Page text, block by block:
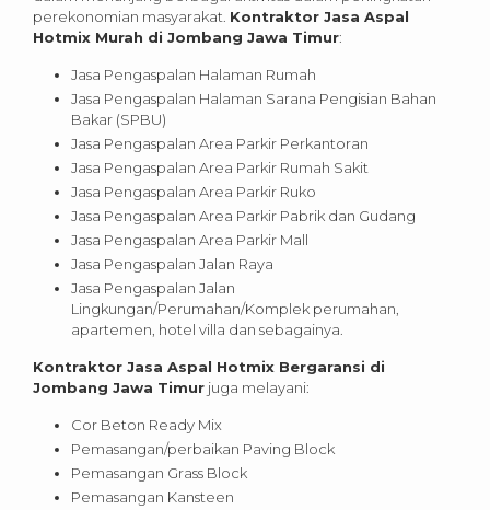
perekonomian masyarakat. Kontraktor Jasa Aspal
Hotmix Murah di Jombang Jawa Timur:
Jasa Pengaspalan Halaman Rumah
Jasa Pengaspalan Halaman Sarana Pengisian Bahan
Bakar (SPBU)
Jasa Pengaspalan Area Parkir Perkantoran
Jasa Pengaspalan Area Parkir Rumah Sakit
Jasa Pengaspalan Area Parkir Ruko
Jasa Pengaspalan Area Parkir Pabrik dan Gudang
Jasa Pengaspalan Area Parkir Mall
Jasa Pengaspalan Jalan Raya
Jasa Pengaspalan Jalan
Lingkungan/Perumahan/Komplek perumahan,
apartemen, hotel villa dan sebagainya.
Kontraktor Jasa Aspal Hotmix Bergaransi di
Jombang Jawa Timur juga melayani:
Cor Beton Ready Mix
Pemasangan/perbaikan Paving Block
Pemasangan Grass Block
Pemasangan Kansteen